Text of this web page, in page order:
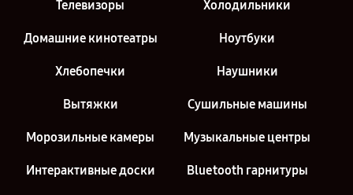
Телевизоры Холодильники
Домашние кинотеатры Ноутбуки
Хлебопечки Наушники
Вытяжки Сушильные машины
Морозильные камеры Музыкальные центры
Интерактивные доски Bluetooth гарнитуры